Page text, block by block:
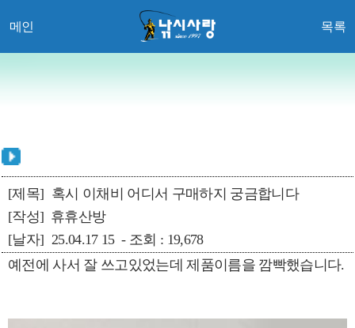
메인 목록
[제목] 혹시 이채비 어디서 구매하지 궁금합니다
[작성] 휴휴산방
[날자] 25.04.17 15 - 조회 : 19,678
예전에 사서 잘 쓰고있었는데 제품이름을 깜빡했습니다.